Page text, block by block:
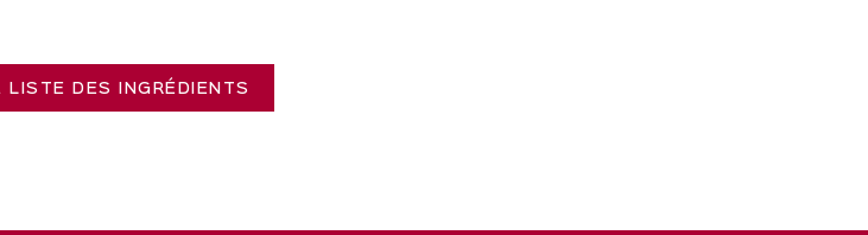
LISTE DES INGRÉDIENTS